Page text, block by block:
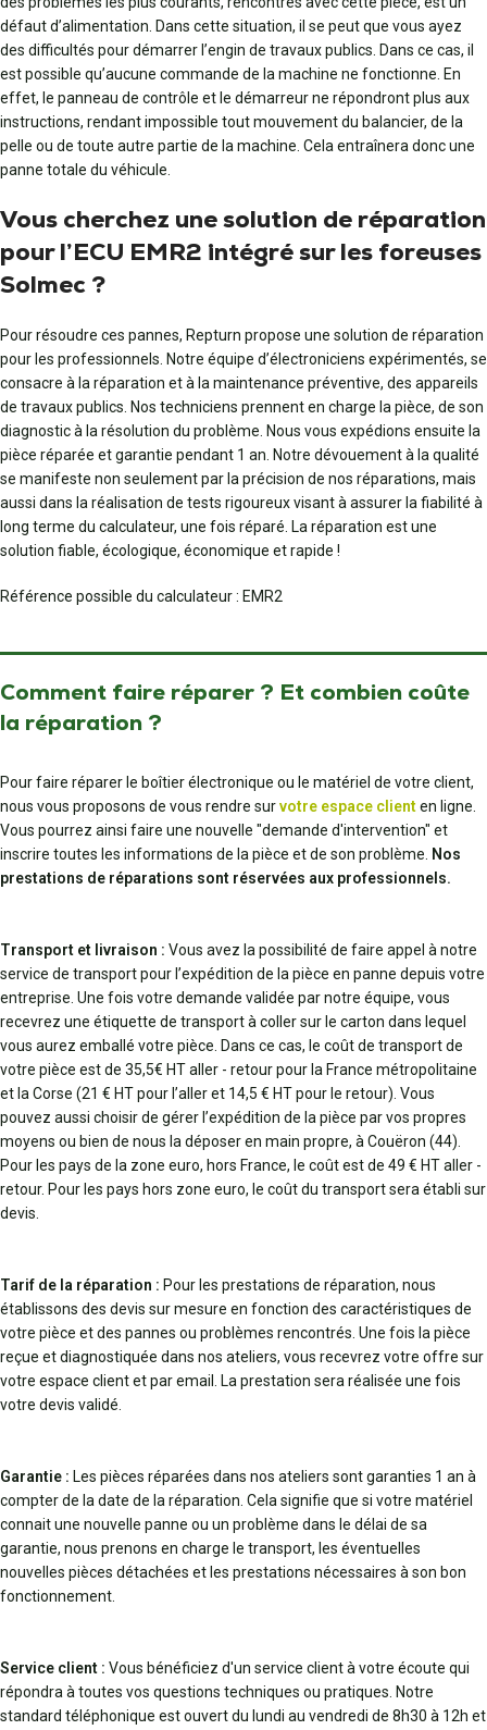
défaut d’alimentation. Dans cette situation, il se peut que vous ayez
des difficultés pour démarrer l’engin de travaux publics. Dans ce cas, il
est possible qu’aucune commande de la machine ne fonctionne. En
effet, le panneau de contrôle et le démarreur ne répondront plus aux
instructions, rendant impossible tout mouvement du balancier, de la
pelle ou de toute autre partie de la machine. Cela entraînera donc une
panne totale du véhicule.
Vous cherchez une solution de réparation
pour l’ECU EMR2 intégré sur les foreuses
Solmec ?
Pour résoudre ces pannes, Repturn propose une solution de réparation
pour les professionnels. Notre équipe d’électroniciens expérimentés, se
consacre à la réparation et à la maintenance préventive, des appareils
de travaux publics. Nos techniciens prennent en charge la pièce, de son
diagnostic à la résolution du problème. Nous vous expédions ensuite la
pièce réparée et garantie pendant 1 an. Notre dévouement à la qualité
se manifeste non seulement par la précision de nos réparations, mais
aussi dans la réalisation de tests rigoureux visant à assurer la fiabilité à
long terme du calculateur, une fois réparé. La réparation est une
solution fiable, écologique, économique et rapide !
Référence possible du calculateur : EMR2
Comment faire réparer ? Et combien coûte
la réparation ?
Pour faire réparer le boîtier électronique ou le matériel de votre client,
nous vous proposons de vous rendre survotre espace clienten ligne.
Vous pourrez ainsi faire une nouvelle "demande d'intervention" et
inscrire toutes les informations de la pièce et de son problème. Nos
prestations de réparations sont réservées aux professionnels.
Transport et livraison : Vous avez la possibilité de faire appel à notre
service de transport pour l’expédition de la pièce en panne depuis votre
entreprise. Une fois votre demande validée par notre équipe, vous
recevrez une étiquette de transport à coller sur le carton dans lequel
vous aurez emballé votre pièce. Dans ce cas, le coût de transport de
votre pièce est de 35,5€ HT aller - retour pour la France métropolitaine
et la Corse (21 € HT pour l’aller et 14,5 € HT pour le retour). Vous
pouvez aussi choisir de gérer l’expédition de la pièce par vos propres
moyens ou bien de nous la déposer en main propre, à Couëron (44).
Pour les pays de la zone euro, hors France, le coût est de 49 € HT aller -
retour. Pour les pays hors zone euro, le coût du transport sera établi sur
devis.
Tarif de la réparation : Pour les prestations de réparation, nous
établissons des devis sur mesure en fonction des caractéristiques de
votre pièce et des pannes ou problèmes rencontrés. Une fois la pièce
reçue et diagnostiquée dans nos ateliers, vous recevrez votre offre sur
votre espace client et par email. La prestation sera réalisée une fois
votre devis validé.
Garantie : Les pièces réparées dans nos ateliers sont garanties 1 an à
compter de la date de la réparation. Cela signifie que si votre matériel
connait une nouvelle panne ou un problème dans le délai de sa
garantie, nous prenons en charge le transport, les éventuelles
nouvelles pièces détachées et les prestations nécessaires à son bon
fonctionnement.
Service client : Vous bénéficiez d'un service client à votre écoute qui
répondra à toutes vos questions techniques ou pratiques. Notre
standard téléphonique est ouvert du lundi au vendredi de 8h30 à 12h et